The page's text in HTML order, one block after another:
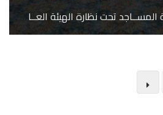
مشــروع تـشغيـل وصيانة المســاجد تحت نظارة الهيئة العــامـة للأوقـــاف